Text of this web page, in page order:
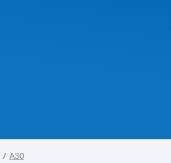
/ A30